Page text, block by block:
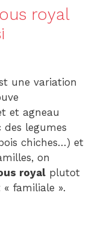
royal
une variation
et agneau
des legumes
chiches…) et
on
royal plutot
familiale ».